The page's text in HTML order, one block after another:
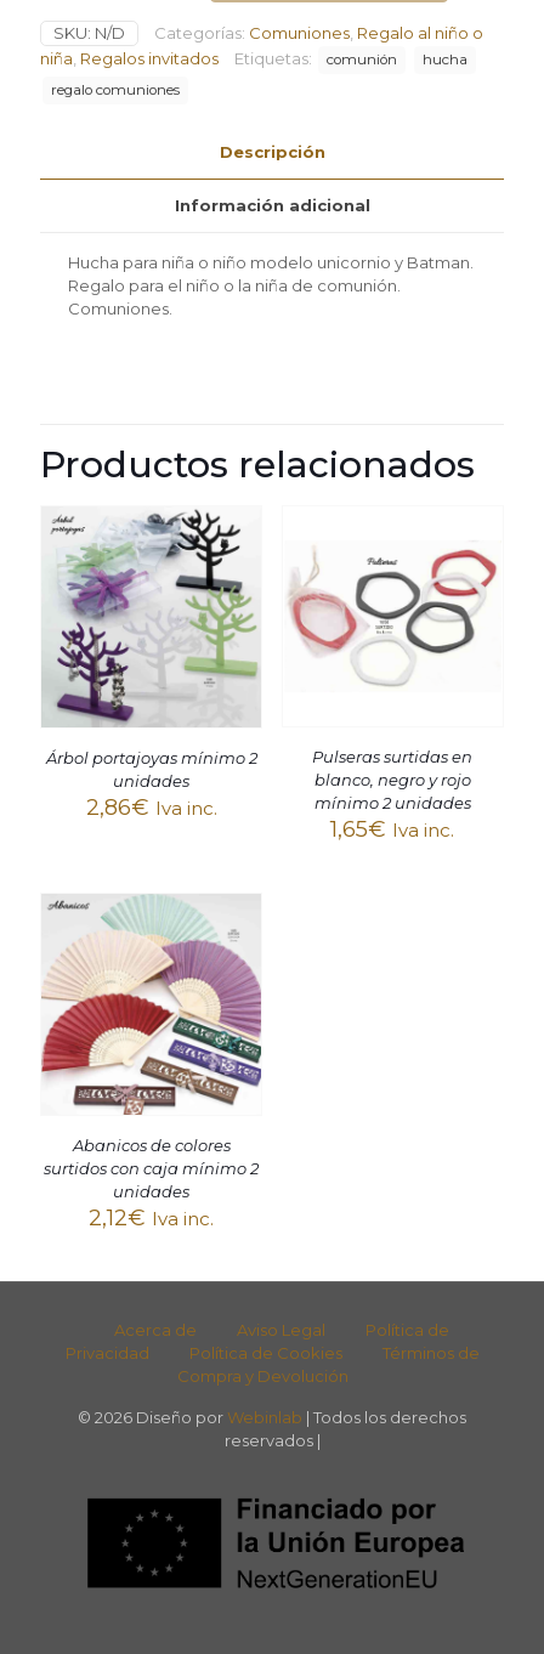
niño
modelo
unicornio
SKU: N/D Categorías: Comuniones Regalo al niño o
niña Regalos invitados Etiquetas: comunión
hucha
regalo comuniones
Descripción
Información adicional
Hucha para niña o niño modelo unicornio y Batman.
Regalo para el niño o la niña de comunión.
Comuniones.
Productos relacionados
Árbol portajoyas mínimo 2
unidades
2,86€ Iva inc.
Pulseras surtidas en
blanco, negro y rojo
mínimo 2 unidades
1,65€ Iva inc.
Abanicos de colores
surtidos con caja mínimo 2
unidades
2,12€ Iva inc.
Acerca de Aviso Legal
Política de
Privacidad
Política de Cookies
Términos de
Compra y Devolución
© 2026 Diseño por Webinlab | Todos los derechos
reservados |